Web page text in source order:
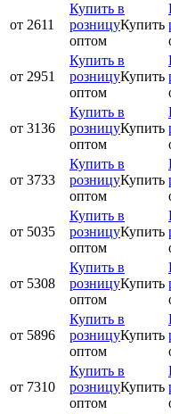
от 2611
Купить в
розницуКупить
оптом
от 2951
Купить в
розницуКупить
оптом
от 3136
Купить в
розницуКупить
оптом
от 3733
Купить в
розницуКупить
оптом
от 5035
Купить в
розницуКупить
оптом
от 5308
Купить в
розницуКупить
оптом
от 5896
Купить в
розницуКупить
оптом
от 7310
Купить в
розницуКупить
оптом